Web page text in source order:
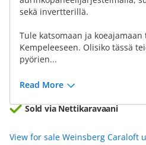
sekä invertterillä.
Tule katsomaan ja
Kempeleeseen. Olisiko tässä
pyörien...
Read More
Sold via Nettikaravaani
View for sale Weinsberg Caraloft